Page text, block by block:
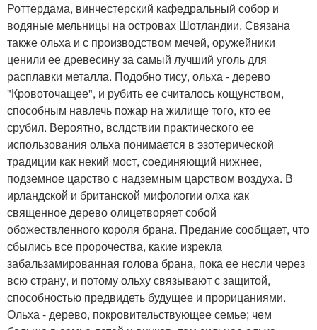
Роттердама, винчестерский кафедральный собор и
водяные мельницы на островах Шотландии. Связана
также ольха и с производством мечей, оружейники
ценили ее древесину за самый лучший уголь для
расплавки металла. Подобно тису, ольха - дерево
"Кровоточащее", и рубить ее считалось кощунством,
способным навлечь пожар на жилище того, кто ее
срубил. Вероятно, вслдствии практического ее
использования ольха понимается в эзотерической
традиции как некий мост, соединяющий нижнее,
подземное царство с надземным царством воздуха. В
ирландской и британской мифологии олха как
священное дерево олицетворяет собой
обожествленного короля брана. Предание сообщает, что
сбылись все пророчества, какие изрекла
забальзамированная голова брана, пока ее несли через
всю страну, и потому ольху связывают с защитой,
способностью предвидеть будущее и прорицаниями.
Ольха - дерево, покровительствующее семье; чем